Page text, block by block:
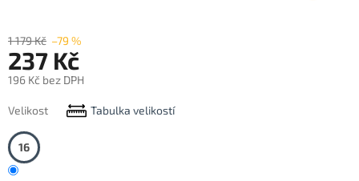
1 179 Kč –79 %
237 Kč
196 Kč bez DPH
cena:
Velikost Tabulka velikostí
16